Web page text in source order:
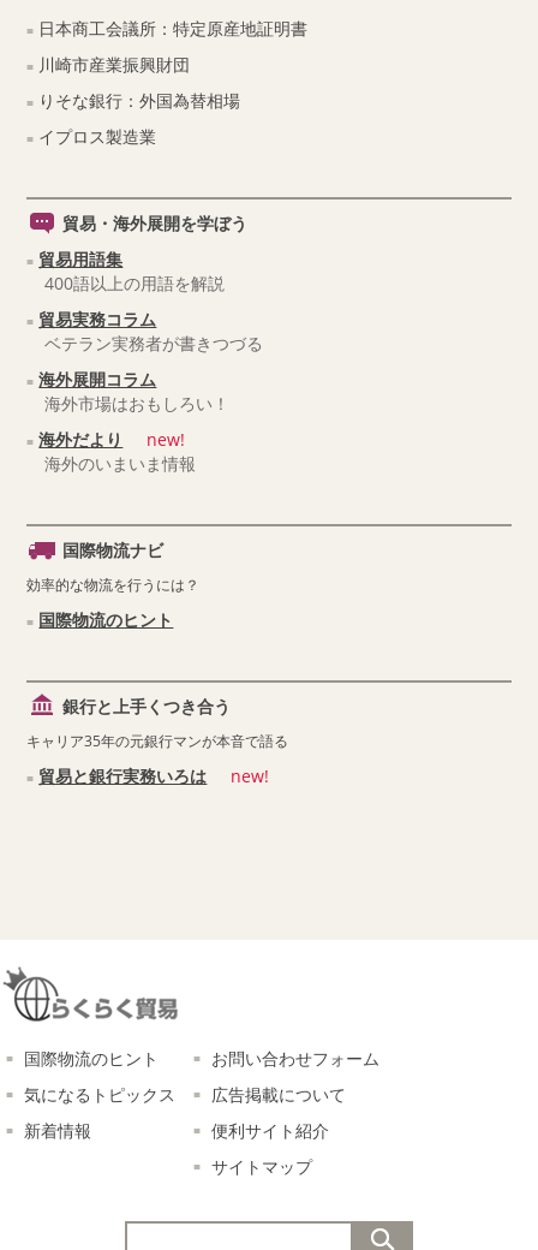
日本商工会議所：特定原産地証明書
川崎市産業振興財団
りそな銀行：外国為替相場
イプロス製造業
貿易・海外展開を学ぼう
貿易用語集
400語以上の用語を解説
貿易実務コラム
ベテラン実務者が書きつづる
海外展開コラム
海外市場はおもしろい！
海外だより
new!
海外のいまいま情報
国際物流ナビ
効率的な物流を行うには？
国際物流のヒント
銀行と上手くつき合う
キャリア35年の元銀行マンが本音で語る
貿易と銀行実務いろは new!
国際物流のヒント
気になるトピックス
新着情報
お問い合わせフォーム
広告掲載について
便利サイト紹介
サイトマップ